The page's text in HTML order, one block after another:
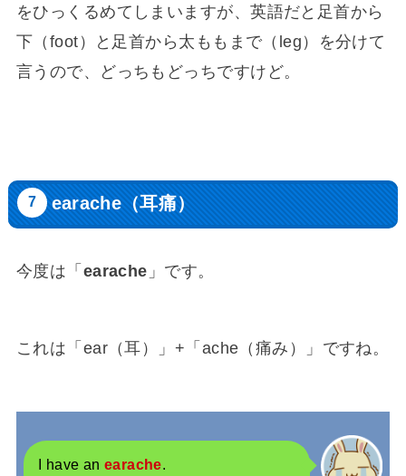
をひっくるめてしまいますが、英語だと足首から
下（foot）と足首から太ももまで（leg）を分けて
言うので、どっちもどっちですけど。
earache（耳痛）
今度は「 earache 」です。
これは「ear（耳）」+「ache（痛み）」ですね。
I have an earache.